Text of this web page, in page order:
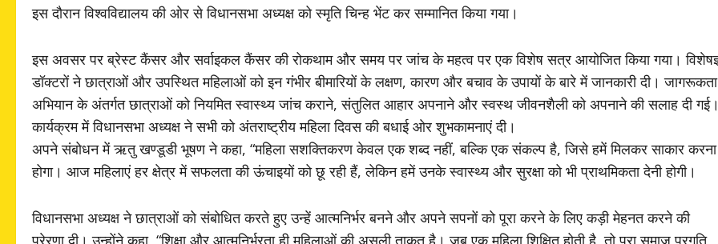
इस दौरान विश्वविद्यालय की ओर से विधानसभा अध्यक्ष को स्मृति चिन्ह भेंट कर सम्मानित किया गया।
इस अवसर पर ब्रेस्ट कैंसर और सर्वाइकल कैंसर की रोकथाम और समय पर जांच के महत्व पर एक विशेष सत्र आयोजित किया गया।
डॉक्टरों ने छात्राओं और उपस्थित महिलाओं को इन गंभीर बीमारियों के लक्षण, कारण और बचाव के उपायों के बारे में जानकारी दी। जागरूकता
अभियान के अंतर्गत छात्राओं को नियमित स्वास्थ्य जांच कराने, संतुलित आहार अपनाने और स्वस्थ जीवनशैली को अपनाने की सलाह दी
कार्यक्रम में विधानसभा अध्यक्ष ने सभी को अंतराष्ट्रीय महिला दिवस की बधाई ओर शुभकामनाएं दी।
अपने संबोधन में ऋतु खण्डूडी भूषण ने कहा, “महिला सशक्तिकरण केवल एक शब्द नहीं, बल्कि एक संकल्प है, जिसे हमें मिलकर साकार करना
होगा। आज महिलाएं हर क्षेत्र में सफलता की ऊंचाइयों को छू रही हैं, लेकिन हमें उनके स्वास्थ्य और सुरक्षा को भी प्राथमिकता देनी होगी।
विधानसभा अध्यक्ष ने छात्राओं को संबोधित करते हुए उन्हें आत्मनिर्भर बनने और अपने सपनों को पूरा करने के लिए कड़ी मेहनत करने की
प्रेरणा दी। उन्होंने कहा, “शिक्षा और आत्मनिर्भरता ही महिलाओं की असली ताकत है। जब एक महिला शिक्षित होती है, तो पूरा समाज प्रगति